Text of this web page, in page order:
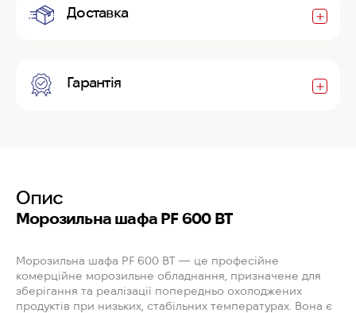
Доставка
Гарантія
Опис
Морозильна шафа PF 600 BT
Морозильна шафа PF 600 BT — це професійне
комерційне морозильне обладнання, призначене для
зберігання та реалізації попередньо охолоджених
продуктів при низьких, стабільних температурах. Вона є